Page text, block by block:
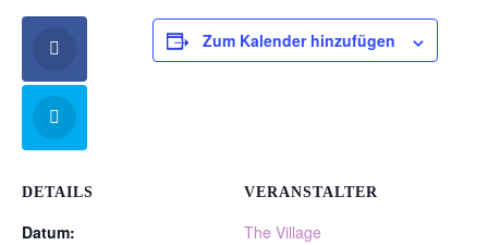
Zum Kalender hinzufügen
DETAILS
Datum:
VERANSTALTER
The Village